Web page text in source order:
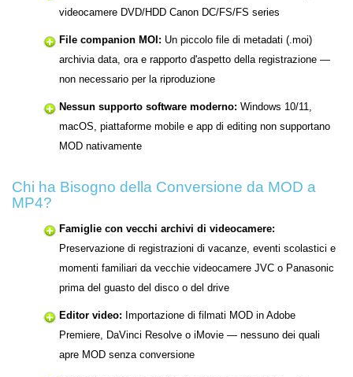
videocamere DVD/HDD Canon DC/FS/FS series
File companion MOI: Un piccolo file di metadati (.moi)
archivia data, ora e rapporto d'aspetto della registrazione —
non necessario per la riproduzione
Nessun supporto software moderno: Windows 10/11,
macOS, piattaforme mobile e app di editing non supportano
MOD nativamente
Chi ha Bisogno della Conversione da MOD a
MP4?
Famiglie con vecchi archivi di videocamere:
Preservazione di registrazioni di vacanze, eventi scolastici e
momenti familiari da vecchie videocamere JVC o Panasonic
prima del guasto del disco o del drive
Editor video: Importazione di filmati MOD in Adobe
Premiere, DaVinci Resolve o iMovie — nessuno dei quali
apre MOD senza conversione